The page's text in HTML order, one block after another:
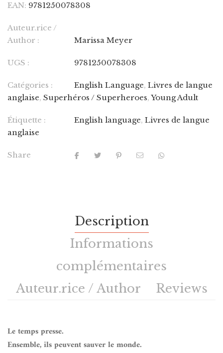
EAN: 9781250078308
Auteur.rice /
Author :
Marissa Meyer
UGS : 9781250078308
Catégories : English Language, Livres de langue
anglaise, Superhéros / Superheroes, Young Adult
Étiquette : English language, Livres de langue
anglaise
Share
Description
Informations
complémentaires
Auteur.rice / Author
Reviews
Le temps presse.
Ensemble, ils peuvent sauver le monde.